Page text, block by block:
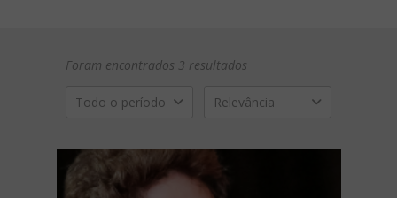
Foram encontrados 3 resultados
Todo o período Relevância